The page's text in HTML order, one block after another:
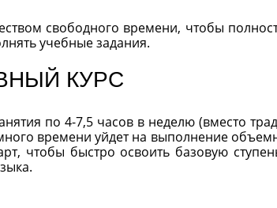
свободного времени, чтобы
учебные задания.
КУРС
по 4-7,5 часов в неделю (вместо
времени уйдет на выполнение
чтобы быстро освоить базовую